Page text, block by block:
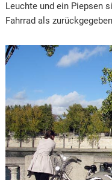
Leuchte und ein Piepsen
Fahrrad als